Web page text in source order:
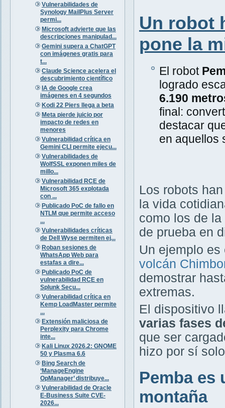
Vulnerabilidades de
Synology MailPlus Server
permi...
Microsoft advierte que las
descripciones manipulad...
Gemini supera a ChatGPT
con imágenes gratis para
t...
Claude Science acelera el
descubrimiento científico
IA de Google crea
imágenes en 4 segundos
Kodi 22 Piers llega a beta
Meta pierde juicio por
impacto de redes en
menores
Vulnerabilidad crítica en
Gemini CLI permite ejecu...
Vulnerabilidades de
WolfSSL exponen miles de
millo...
Vulnerabilidad RCE de
Microsoft 365 explotada
con ...
Publicado PoC de fallo en
NTLM que permite acceso
...
Vulnerabilidades críticas
de Dell Wyse permiten ej...
Roban sesiones de
WhatsApp Web para
estafas a dire...
Publicado PoC de
vulnerabilidad RCE en
Splunk Secu...
Vulnerabilidad crítica en
Kemp LoadMaster permite
...
Extensión maliciosa de
Perplexity para Chrome
inte...
Kali Linux 2026.2: GNOME
50 y Plasma 6.6
Bing Search de
‘ManageEngine
OpManager’ distribuye...
Vulnerabilidad de Oracle
E-Business Suite CVE-
2026...
Un robot
pone la
El robot
logrado
6.190
final:
destacar
en aquellos
Los robots
la vida
como los de
de prueba en
Un ejemplo
volcán
demostrar
extremas.
El dispositivo
varias fases
que ser
hizo por sí
Pemba es
montaña